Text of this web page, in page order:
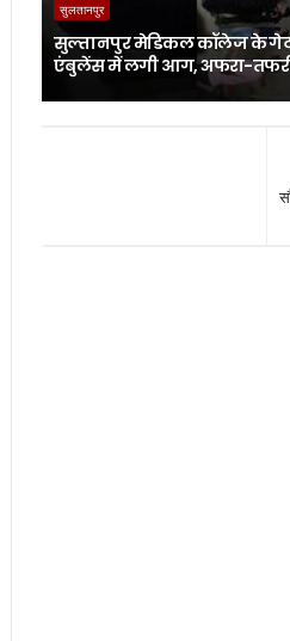
सुलतानपुर
सुल्तानपुर मेडिकल कॉलेज के
एंबुलेंस में लगी आग, अफरा-तफरी